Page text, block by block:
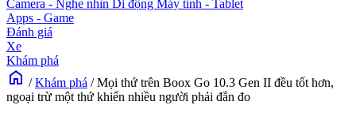
Camera - Nghe nhìn Di động Máy tính - Tablet
Apps - Game
Đánh giá
Xe
Khám phá
home / Khám phá / Mọi thứ trên Boox Go 10.3 Gen II đều tốt hơn,
ngoại trừ một thứ khiến nhiều người phải đắn đo